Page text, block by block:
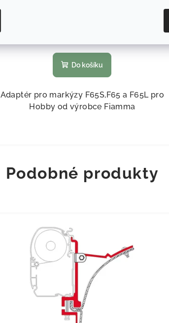
Do košíku
Adaptér pro markýzy F65S,F65 a F65L pro
Hobby od výrobce Fiamma
Podobné produkty